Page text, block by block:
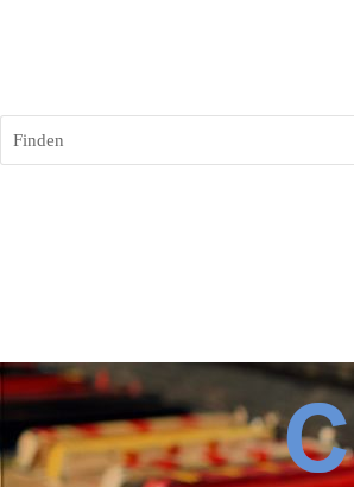
Finden